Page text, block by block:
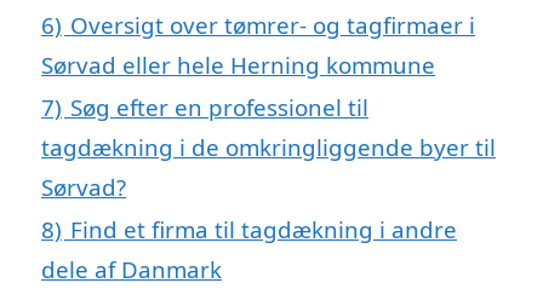
6) Oversigt over tømrer- og tagfirmaer i
Sørvad eller hele Herning kommune
7) Søg efter en professionel til
tagdækning i de omkringliggende byer til
Sørvad?
8) Find et firma til tagdækning i andre
dele af Danmark